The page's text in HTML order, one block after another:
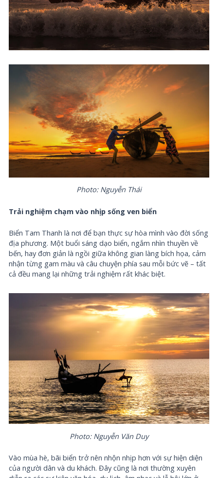
Photo: Nguyễn Thái
Trải nghiệm chạm vào nhịp sống ven biển
Biển Tam Thanh là nơi để bạn thực sự hòa mình vào đời sống
địa phương. Một buổi sáng dạo biển, ngắm nhìn thuyền về
bến, hay đơn giản là ngồi giữa không gian làng bích họa, cảm
nhận từng gam màu và câu chuyện phía sau mỗi bức vẽ – tất
cả đều mang lại những trải nghiệm rất khác biệt.
Photo: Nguyễn Văn Duy
Vào mùa hè, bãi biển trở nên nhộn nhịp hơn với sự hiện diện
của người dân và du khách. Đây cũng là nơi thường xuyên